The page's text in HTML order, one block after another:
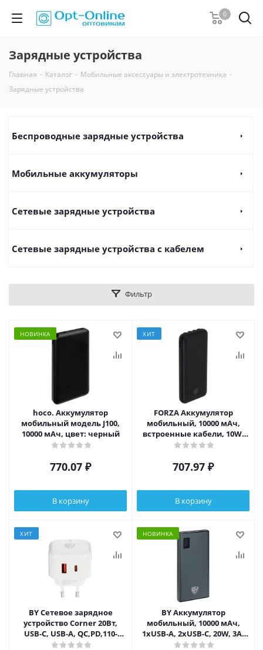
0
Зарядные устройства
Главная - Каталог - Мобильные аксессуары и электротехника -
Зарядные устройства
Беспроводные зарядные устройства
Мобильные аккумуляторы
Сетевые зарядные устройства
Сетевые зарядные устройства с кабелем
Фильтр
НОВИНКА
hoco. Аккумулятор
мобильный модель J100,
10000 мАч, цвет: черный
770.07 ₽
В корзину
ХИТ
FORZA Аккумулятор
мобильный, 10000 мАч,
встроенные кабели, 10W,
2A, пластик, черный
707.97 ₽
В корзину
ХИТ
BY Сетевое зарядное
устройство Corner 20Вт,
USB-C, USB-A, QC,PD,110-
240В,50-60Гц, пластик,
НОВИНКА
BY Аккумулятор
мобильный, 10000 мАч,
1xUSB-A, 2xUSB-C, 20W, 3A,
металл, серый